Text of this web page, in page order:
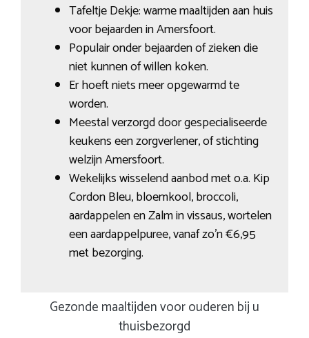
Tafeltje Dekje: warme maaltijden aan huis
voor bejaarden in Amersfoort.
Populair onder bejaarden of zieken die
niet kunnen of willen koken.
Er hoeft niets meer opgewarmd te
worden.
Meestal verzorgd door gespecialiseerde
keukens een zorgverlener, of stichting
welzijn Amersfoort.
Wekelijks wisselend aanbod met o.a. Kip
Cordon Bleu, bloemkool, broccoli,
aardappelen en Zalm in vissaus, wortelen
een aardappelpuree, vanaf zo’n €6,95
met bezorging.
Gezonde maaltijden voor ouderen bij u
thuisbezorgd